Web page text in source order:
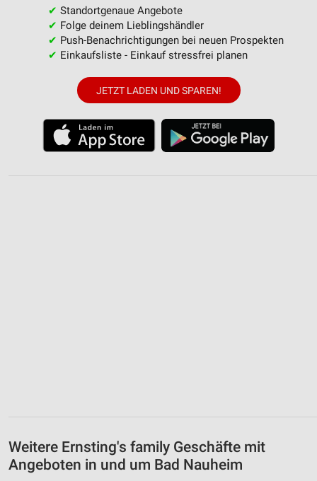
✔ Standortgenaue Angebote
✔ Folge deinem Lieblingshändler
✔ Push-Benachrichtigungen bei neuen Prospekten
✔ Einkaufsliste - Einkauf stressfrei planen
JETZT LADEN UND SPAREN!
Weitere Ernsting's family Geschäfte mit
Angeboten in und um Bad Nauheim